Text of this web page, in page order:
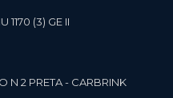
1170 (3) GE II
N 2 PRETA - CARBRINK